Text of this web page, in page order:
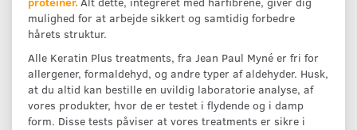
mulighed for at arbejde sikkert og samtidig forbedre
hårets struktur.
Alle Keratin Plus treatments, fra Jean Paul Myné er fri for
allergener, formaldehyd, og andre typer af aldehyder. Husk,
at du altid kan bestille en uvildig laboratorie analyse, af
vores produkter, hvor de er testet i flydende og i damp
form. Disse tests påviser at vores treatments er sikre i